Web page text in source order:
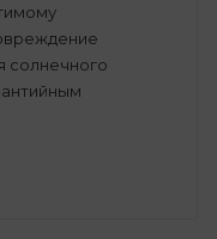
солнечного